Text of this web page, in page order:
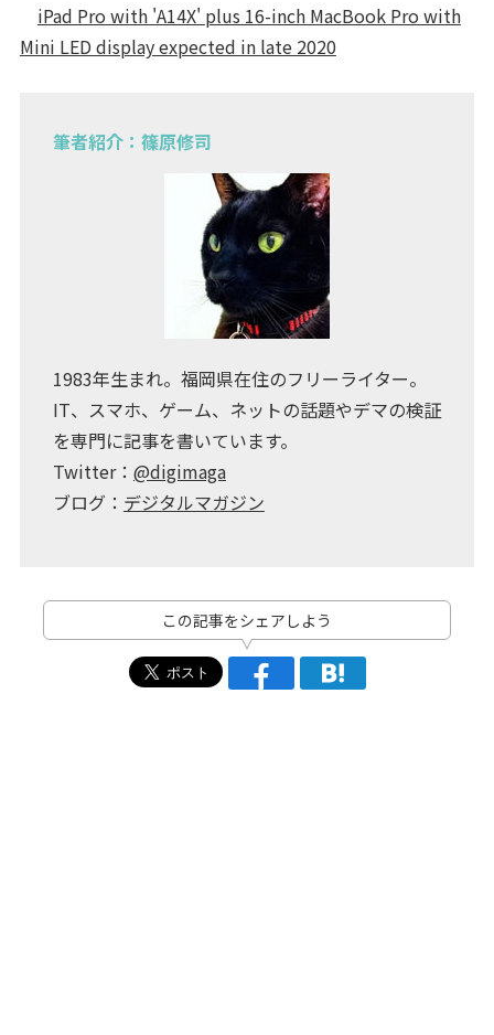
iPad Pro with 'A14X' plus 16-inch MacBook Pro with
Mini LED display expected in late 2020
筆者紹介：篠原修司
1983年生まれ。福岡県在住のフリーライター。
IT、スマホ、ゲーム、ネットの話題やデマの検証
を専門に記事を書いています。
Twitter： @digimaga
ブログ： デジタルマガジン
この記事をシェアしよう